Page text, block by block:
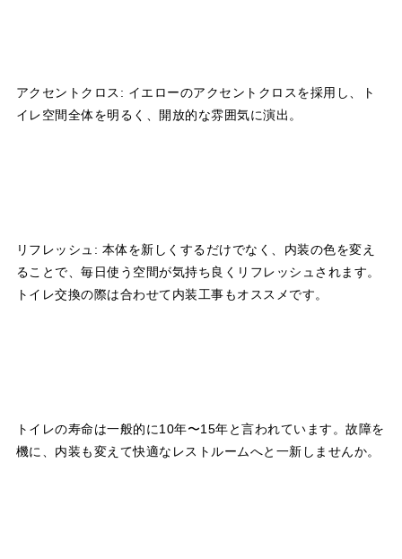
アクセントクロス: イエローのアクセントクロスを採用し、ト
イレ空間全体を明るく、開放的な雰囲気に演出。
リフレッシュ: 本体を新しくするだけでなく、内装の色を変え
ることで、毎日使う空間が気持ち良くリフレッシュされます。
トイレ交換の際は合わせて内装工事もオススメです。
トイレの寿命は一般的に10年〜15年と言われています。故障を
機に、内装も変えて快適なレストルームへと一新しませんか。